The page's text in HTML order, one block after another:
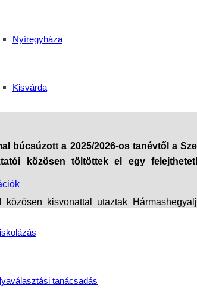
Nyíregyháza
Kisvárda
tanácsadás
sikerekkel
tagintézmény
búcsúzott a 2025/2026-os tanévtől a
közösen töltöttek el egy
kisvonattal utaztak
tovább erősítették az iskola összetartó
diákjai és oktatói együtt készítették el a
bizonyította, hogy a közös élmények
Postakert utcai tagintézmény